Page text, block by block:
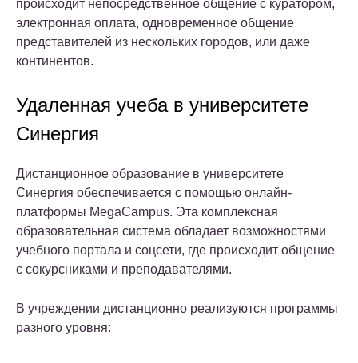
происходит непосредственное общение с куратором,
электронная оплата, одновременное общение
представителей из нескольких городов, или даже
континентов.
Удаленная учеба в университете
Синергия
Дистанционное образование в университете
Синергия обеспечивается с помощью онлайн-
платформы MegaCampus. Эта комплексная
образовательная система обладает возможностями
учебного портала и соцсети, где происходит общение
с сокурсниками и преподавателями.
В учреждении дистанционно реализуются программы
разного уровня: